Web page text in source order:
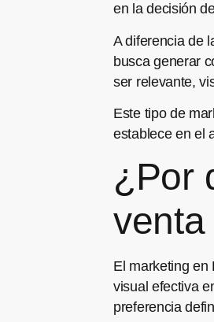
en la decisión
A diferencia de
busca generar
ser relevante,
Este tipo de
establece en el
¿Por
El marketing en
visual efectiva
preferencia